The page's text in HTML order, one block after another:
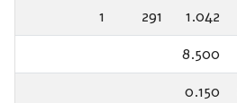
1.042
291
1
8.500
0.150